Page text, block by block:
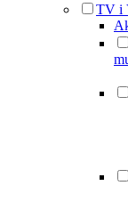
TV i